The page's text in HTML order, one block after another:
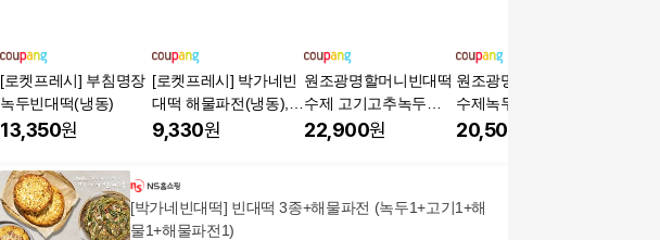
[로켓프레시] 부침명장
녹두빈대떡(냉동)
13,350원
[로켓프레시] 박가네빈
대떡 해물파전(냉동), 2
60g, 1개
9,330원
원조광명할머니빈대떡
수제 고기고추녹두빈
대떡, 315g, 3개
22,900원
원조광명할머니빈대떡
수제녹두전 녹두 빈대
떡, 300g, 3개
20,500
[박가네빈대떡] 빈대떡 3종+해물파전 (녹두1+고기1+해
물1+해물파전1)